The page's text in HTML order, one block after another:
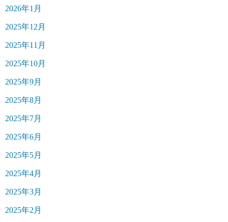
2026年1月
2025年12月
2025年11月
2025年10月
2025年9月
2025年8月
2025年7月
2025年6月
2025年5月
2025年4月
2025年3月
2025年2月